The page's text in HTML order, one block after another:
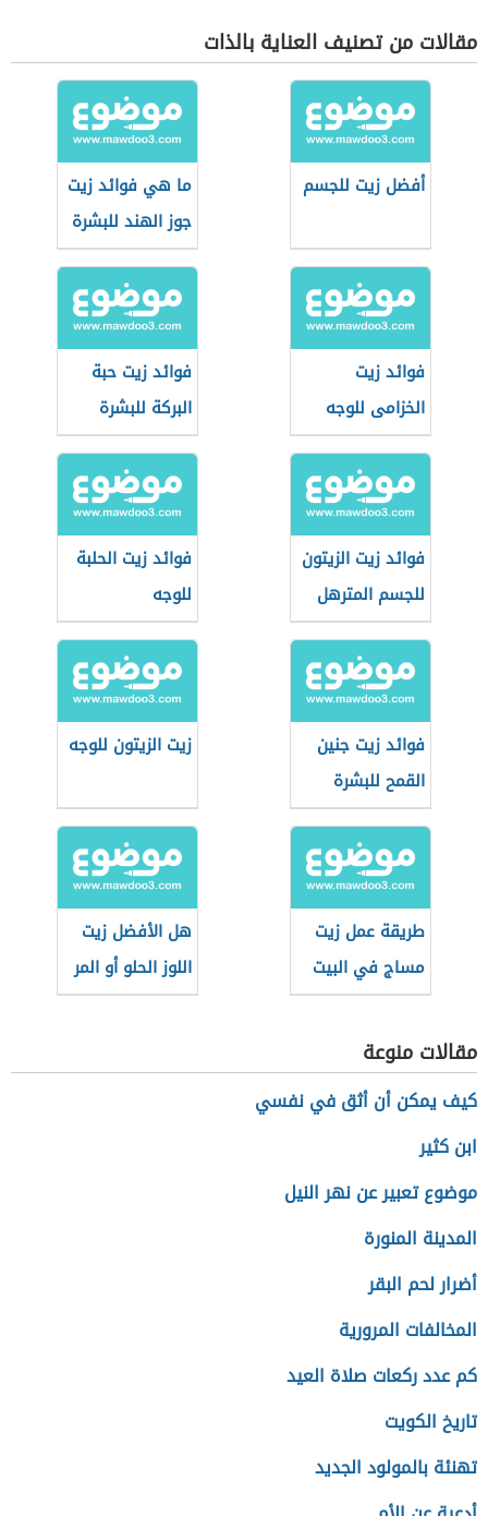
مقالات من تصنيف العناية بالذات
أفضل زيت للجسم
ما هي فوائد زيت
جوز الهند للبشرة
فوائد زيت
الخزامى للوجه
فوائد زيت حبة
البركة للبشرة
فوائد زيت الزيتون
للجسم المترهل
فوائد زيت الحلبة
للوجه
فوائد زيت جنين
القمح للبشرة
زيت الزيتون للوجه
طريقة عمل زيت
مساج في البيت
هل الأفضل زيت
اللوز الحلو أو المر
للبشرة
مقالات منوعة
كيف يمكن أن أثق في نفسي
ابن كثير
موضوع تعبير عن نهر النيل
المدينة المنورة
أضرار لحم البقر
المخالفات المرورية
كم عدد ركعات صلاة العيد
تاريخ الكويت
تهنئة بالمولود الجديد